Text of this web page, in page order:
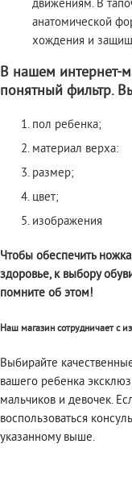
анатомической
хождения и
В нашем интернет-
понятный фильтр.
пол ребенка;
материал верха:
размер;
цвет;
изображения
Чтобы обеспечить
здоровье, к выбору
помните об этом!
Наш магазин сотрудничает с
Выбирайте
вашего ребенка
мальчиков и девочек.
воспользоваться
указанному выше.